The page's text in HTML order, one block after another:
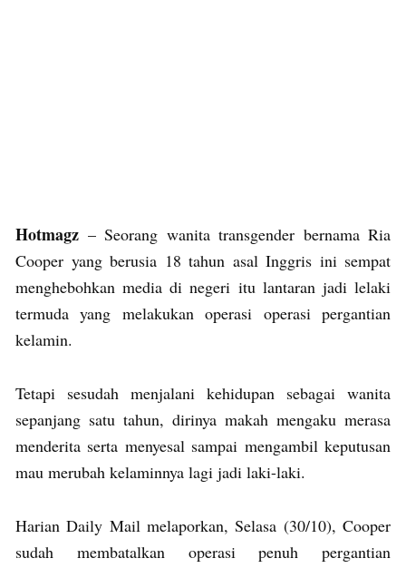
Hotmagz – Seorang wanita transgender bernama Ria
Cooper yang berusia 18 tahun asal Inggris ini sempat
menghebohkan media di negeri itu lantaran jadi lelaki
termuda yang melakukan operasi operasi pergantian
kelamin.
Tetapi sesudah menjalani kehidupan sebagai wanita
sepanjang satu tahun, dirinya makah mengaku merasa
menderita serta menyesal sampai mengambil keputusan
mau merubah kelaminnya lagi jadi laki-laki.
Harian Daily Mail melaporkan, Selasa (30/10), Cooper
sudah membatalkan operasi penuh pergantian